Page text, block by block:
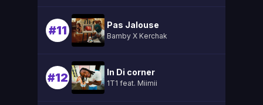
#11 Pas Jalouse
Bamby X Kerchak
#12 In Di corner
1T1 feat. Miimii